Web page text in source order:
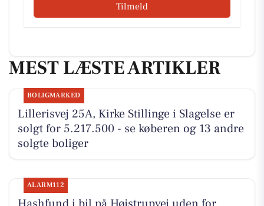
Tilmeld
MEST LÆSTE ARTIKLER
BOLIGMARKED
Lillerisvej 25A, Kirke Stillinge i Slagelse er
solgt for 5.217.500 - se køberen og 13 andre
solgte boliger
ALARM112